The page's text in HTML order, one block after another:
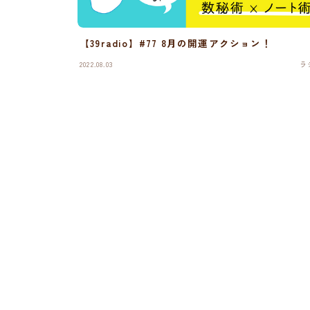
【39radio】#77 8月の開運アクション！
2022.08.03 ラ